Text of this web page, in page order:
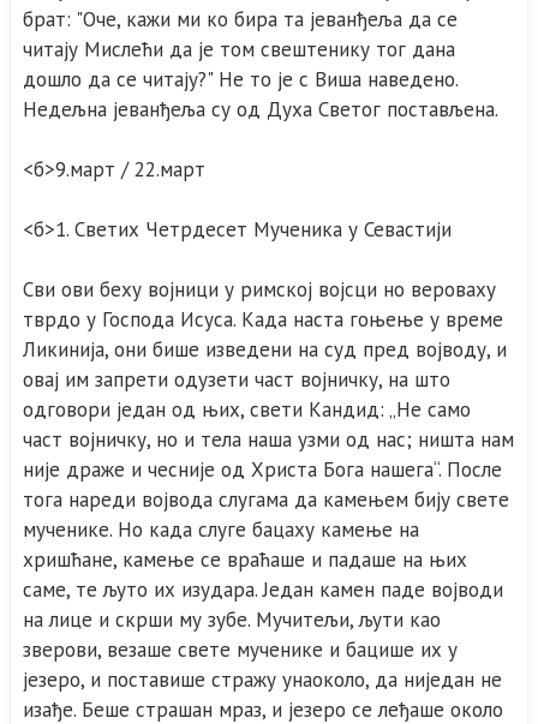
брат: "Оче, кажи ми ко бира та јеванђеља да се
читају Мислећи да је том свештенику тог дана
дошло да се читају?" Не то је с Виша наведено.
Недељна јеванђеља су од Духа Светог постављена.
<б>9.март / 22.март
<б>1. Светих Четрдесет Мученика у Севастији
Сви ови беху војници у римској војсци но вероваху
тврдо у Господа Исуса. Када наста гоњење у време
Ликинија, они бише изведени на суд пред војводу, и
овај им запрети одузети част војничку, на што
одговори један од њих, свети Кандид: „Не само
част војничку, но и тела наша узми од нас; ништа нам
није драже и чесније од Христа Бога нашега“. После
тога нареди војвода слугама да камењем бију свете
мученике. Но када слуге бацаху камење на
хришћане, камење се враћаше и падаше на њих
саме, те љуто их изудара. Један камен паде војводи
на лице и скрши му зубе. Мучитељи, љути као
зверови, везаше свете мученике и бацише их у
језеро, и поставише стражу унаоколо, да ниједан не
изађе. Беше страшан мраз, и језеро се леђаше около